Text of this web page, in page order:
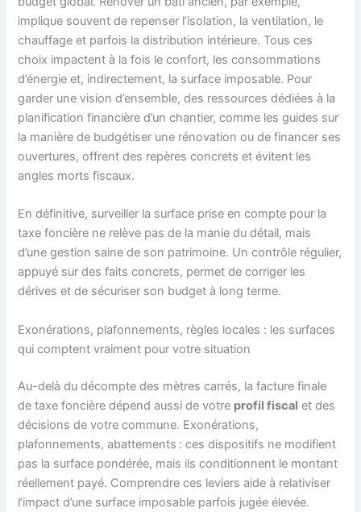
implique souvent de repenser l’isolation, la ventilation, le
chauffage et parfois la distribution intérieure. Tous ces
choix impactent à la fois le confort, les consommations
d’énergie et, indirectement, la surface imposable. Pour
garder une vision d’ensemble, des ressources dédiées à la
planification financière d’un chantier, comme les guides sur
la manière de budgétiser une rénovation ou de financer ses
ouvertures, offrent des repères concrets et évitent les
angles morts fiscaux.
En définitive, surveiller la surface prise en compte pour la
taxe foncière ne relève pas de la manie du détail, mais
d’une gestion saine de son patrimoine. Un contrôle régulier,
appuyé sur des faits concrets, permet de corriger les
dérives et de sécuriser son budget à long terme.
Exonérations, plafonnements, règles locales : les surfaces
qui comptent vraiment pour votre situation
Au-delà du décompte des mètres carrés, la facture finale
de taxe foncière dépend aussi de votre profil fiscal et des
décisions de votre commune. Exonérations,
plafonnements, abattements : ces dispositifs ne modifient
pas la surface pondérée, mais ils conditionnent le montant
réellement payé. Comprendre ces leviers aide à relativiser
l’impact d’une surface imposable parfois jugée élevée.